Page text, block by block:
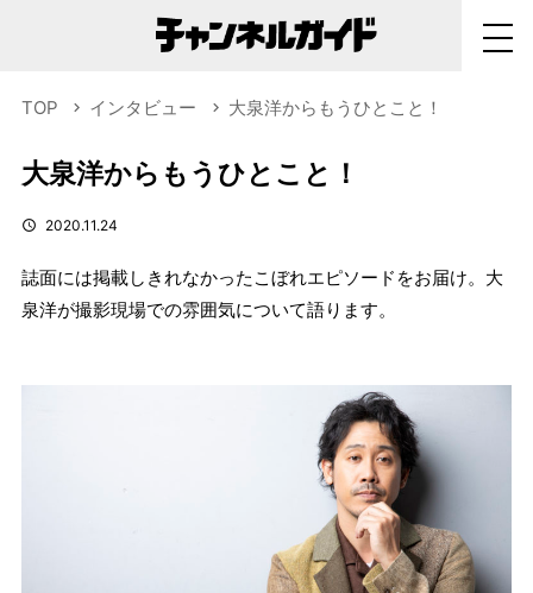
TOP インタビュー 大泉洋からもうひとこと！
大泉洋からもうひとこと！
2020.11.24
誌面には掲載しきれなかったこぼれエピソードをお届け。大
泉洋が撮影現場での雰囲気について語ります。